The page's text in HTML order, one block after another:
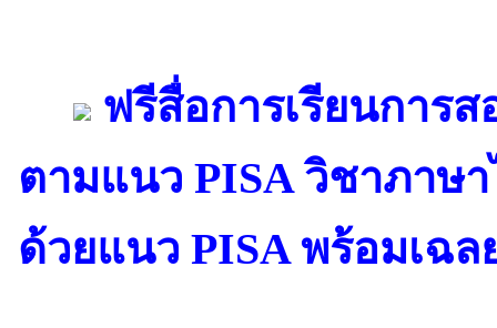
ฟรีสื่อการเรียนการ
ตามแนว PISA วิชาภาษ
ด้วยแนว PISA พร้อมเฉล